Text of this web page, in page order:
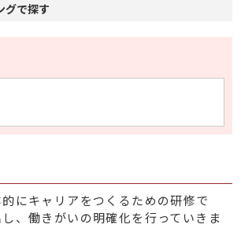
グで探す
にキャリアをつくるための研修で
、働きがいの明確化を行っていきま